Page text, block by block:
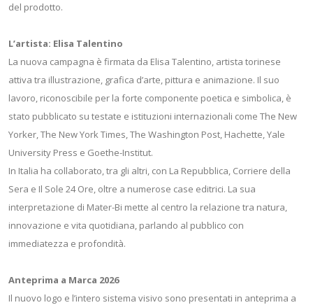
del prodotto.
L’artista: Elisa Talentino
La nuova campagna è firmata da Elisa Talentino, artista torinese
attiva tra illustrazione, grafica d’arte, pittura e animazione. Il suo
lavoro, riconoscibile per la forte componente poetica e simbolica, è
stato pubblicato su testate e istituzioni internazionali come The New
Yorker, The New York Times, The Washington Post, Hachette, Yale
University Press e Goethe-Institut.
In Italia ha collaborato, tra gli altri, con La Repubblica, Corriere della
Sera e Il Sole 24 Ore, oltre a numerose case editrici. La sua
interpretazione di Mater-Bi mette al centro la relazione tra natura,
innovazione e vita quotidiana, parlando al pubblico con
immediatezza e profondità.
Anteprima a Marca 2026
Il nuovo logo e l’intero sistema visivo sono presentati in anteprima a